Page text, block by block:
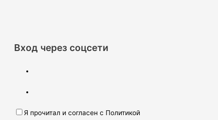
Вход через соцсети
Я прочитал и согласен с Политикой